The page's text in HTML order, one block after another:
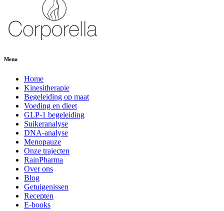
Menu
Home
Kinesitherapie
Begeleiding op maat
Voeding en dieet
GLP-1 begeleiding
Suikeranalyse
DNA-analyse
Menopauze
Onze trajecten
RainPharma
Over ons
Blog
Getuigenissen
Recepten
E-books